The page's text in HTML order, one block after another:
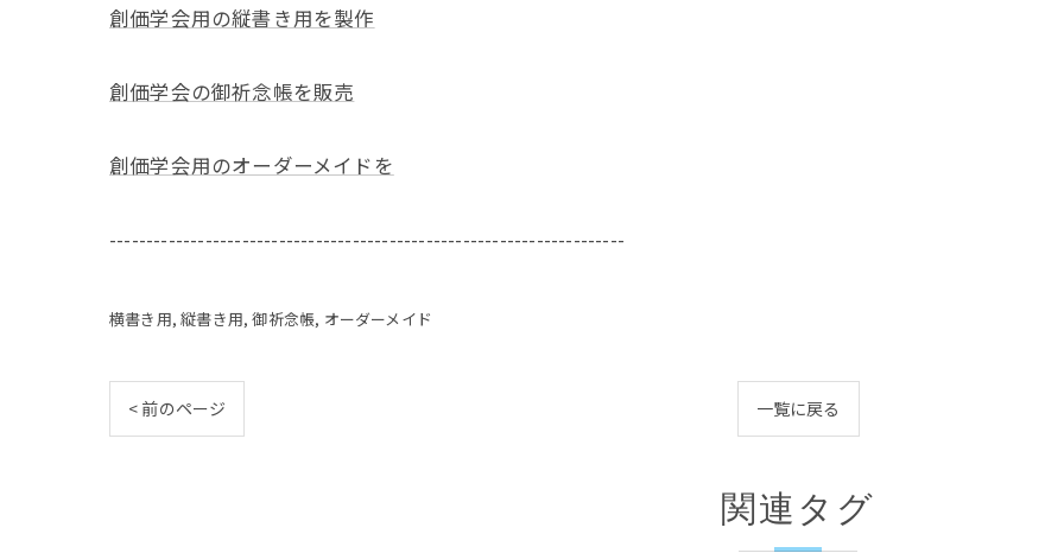
創価学会用の縦書き用を製作
創価学会の御祈念帳を販売
創価学会用のオーダーメイドを
----------------------------------------------------------------------
横書き用 縦書き用 御祈念帳 オーダーメイド
< 前のページ 一覧に戻る
関連タグ